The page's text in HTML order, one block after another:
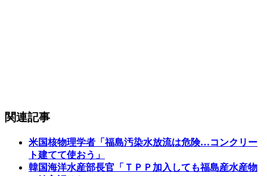
関連記事
米国核物理学者「福島汚染水放流は危険…コンクリー
ト建てて使おう」
韓国海洋水産部長官「ＴＰＰ加入しても福島産水産物